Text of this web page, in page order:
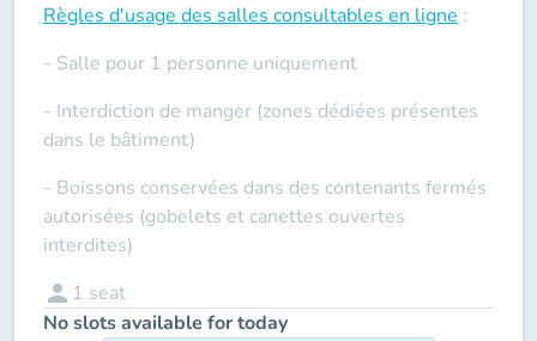
Règles d'usage des salles consultables en ligne :
- Salle pour 1 personne uniquement
- Interdiction de manger (zones dédiées présentes
dans le bâtiment)
- Boissons conservées dans des contenants fermés
autorisées (gobelets et canettes ouvertes
interdites)
person 1 seat
No slots available for today